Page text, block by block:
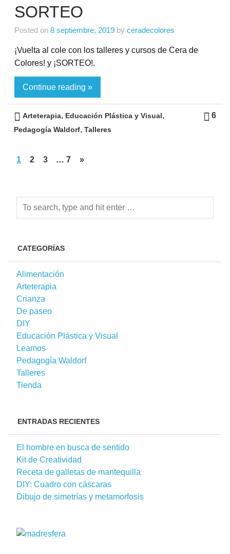
SORTEO
Posted on 8 septiembre, 2019 by ceradecolores
¡Vuelta al cole con los talleres y cursos de Cera de
Colores! y ¡SORTEO!.
Continue reading »
6
Arteterapia, Educación Plástica y Visual,
Pedagogía Waldorf,Talleres
1 2 3 … 7 »
CATEGORÍAS
Alimentación
Arteterapia
Crianza
De paseo
DIY
Educación Plástica y Visual
Leamos
Pedagogía Waldorf
Talleres
Tienda
ENTRADAS RECIENTES
El hombre en busca de sentido
Kit de Creatividad
Receta de galletas de mantequilla
DIY: Cuadro con cáscaras
Dibujo de simetrías y metamorfosis